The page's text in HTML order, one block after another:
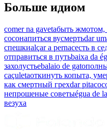
Больше идиом
comer na gavetaбыть жмотом,
cocoнапиться вусмертьdar
спешкиalçar a pernaсесть в
отправиться в путьbaixa da
захолустьеbalaio de gato
caçuletaоткинуть копыта,
как смертный грехdar pitaco
непрошеные советыégua de
везуха